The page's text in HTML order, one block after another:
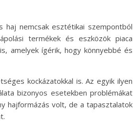
haj nemcsak esztétikai szempontból
termékek és eszközök piaca
amelyek ígérik, hogy könnyebbé és
kockázatokkal is. Az egyik ilyen
bizonyos esetekben problémákat
hajformázás volt, de a tapasztalatok